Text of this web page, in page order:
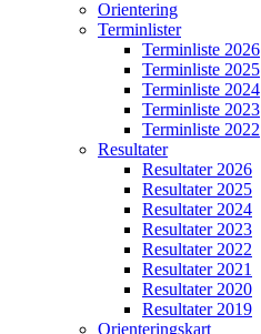
Orientering
Terminlister
Terminliste 2026
Terminliste 2025
Terminliste 2024
Terminliste 2023
Terminliste 2022
Resultater
Resultater 2026
Resultater 2025
Resultater 2024
Resultater 2023
Resultater 2022
Resultater 2021
Resultater 2020
Resultater 2019
Orienteringskart